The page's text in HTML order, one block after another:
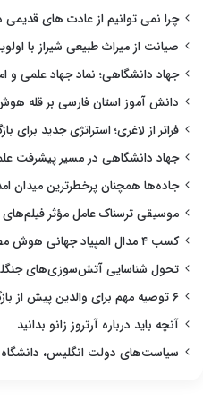
چرا نمی توانیم از عادت های
صیانت از میراث طبیعی شیراز با
جهاد دانشگاهی؛ نماد جهاد علمی و
دانش آموز استان فارسی بر قله
فراتر از لاغری؛ استراتژی جدید
جهاد دانشگاهی در مسیر پیشرفت
جاده‌ها همچنان پرخطرترین میدان
موسیقی ترسناک عامل مؤثر فیلم‌های
کسب ۴ مدال المپیاد جهانی هوش مصنوعی برای ایران
تحول شناسایی آتش‌سوزی‌های
۶ توصیه مهم برای والدین پیش از بازگشایی مدارس
آنچه باید درباره آرتروز زانو بدانید
سیاست‌های دولت انگلیس،